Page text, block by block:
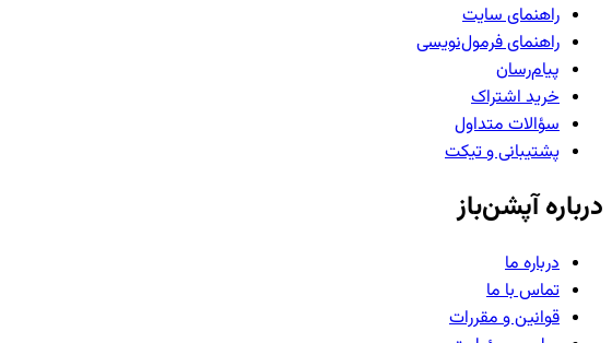
راهنمای سایت
راهنمای فرمول‌نویسی
پیام‌رسان
خرید اشتراک
سؤالات متداول
پشتیبانی و تیکت
درباره آپشن‌باز
درباره ما
تماس با ما
قوانین و مقررات